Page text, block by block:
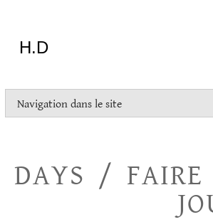
H.D
tout
essayer
Navigation dans le site
DAYS / FAIRE